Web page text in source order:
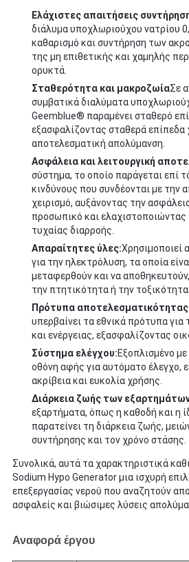
Ελάχιστες απαιτήσεις
διάλυμα υποχλωριούχου νατρίου
καθαρισμό και συντήρηση των
της μη επιθετικής και χαμηλής
ορυκτά.
Σταθερότητα και μακροζωίαΣε
συμβατικά διαλύματα
Geemblue® παραμένει σταθερό
εξασφαλίζοντας σταθερά επίπεδα
αποτελεσματική απολύμανση.
Ασφάλεια και λειτουργική
σύστημα, το οποίο παράγεται επί
κινδύνους που συνδέονται με την
χειρισμό, αυξάνοντας την
προσωπικό και ελαχιστοποιώντας
τυχαίας διαρροής.
Απαραίτητες ύλες:Χρησιμοποιεί
για την ηλεκτρόλυση, τα οποία
μεταφερθούν και να
την πτητικότητα ή την τοξικότητα.
Πρότυπα
υπερβαίνει τα εθνικά πρότυπα
και ενέργειας, εξασφαλίζοντας
Σύστημα ελέγχου:Εξοπλισμένο
οθόνη αφής για αυτόματο έλεγχο,
ακρίβεια και ευκολία χρήσης.
Διάρκεια ζωής των
εξαρτήματα, όπως η καθοδή και η
παρατείνει τη διάρκεια ζωής,
συντήρησης και τον χρόνο στάσης.
Συνολικά, αυτά τα χαρακτηριστικά
Sodium Hypo Generator μια ισχυρή
επεξεργασίας νερού που αναζητούν
ασφαλείς και βιώσιμες λύσεις
Αναφορά έργου